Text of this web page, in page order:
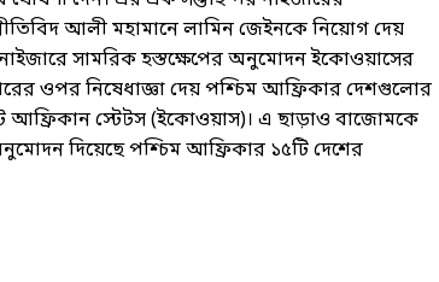
আলী মহামানে লামিন জেইনকে নিয়োগ দেয়
সামরিক হস্তক্ষেপের অনুমোদন ইকোওয়াসের
ওপর নিষেধাজ্ঞা দেয় পশ্চিম আফ্রিকার দেশগুলোর
স্টেটস (ইকোওয়াস)। এ ছাড়াও বাজোমকে
দিয়েছে পশ্চিম আফ্রিকার ১৫টি দেশের